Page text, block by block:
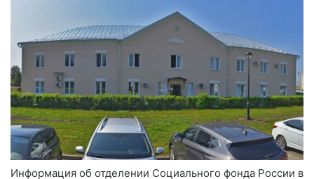
Информация об отделении Социального фонда России в